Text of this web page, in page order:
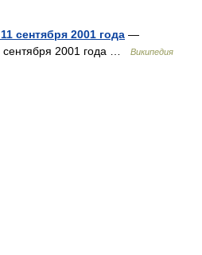
сентября 2001 года —
сентября 2001 года …
Википедия